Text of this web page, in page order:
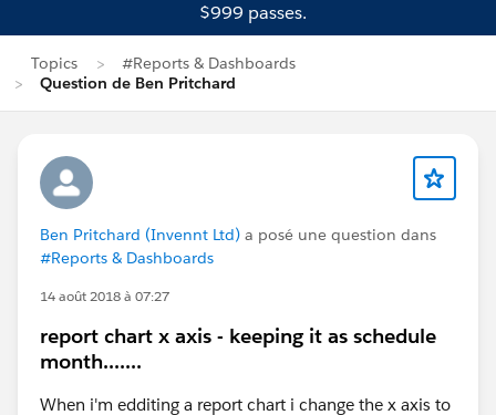
$999 passes.
Topics
#Reports & Dashboards
Question de Ben Pritchard
Ben Pritchard (Invennt Ltd) a posé une question dans
#Reports & Dashboards
14 août 2018 à 07:27
report chart x axis - keeping it as schedule
month.......
When i'm edditing a report chart i change the x axis to